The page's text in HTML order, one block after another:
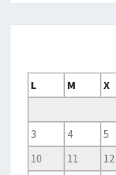
L
M X
3
4 5
10
11 12